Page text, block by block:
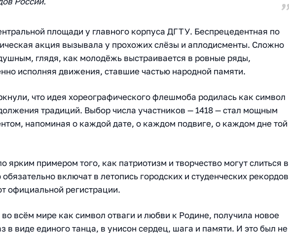
площади у главного корпуса ДГТУ. Беспрецедентная по
акция вызывала у прохожих слёзы и аплодисменты. Сложно
глядя, как молодёжь выстраивается в ровные ряды,
исполняя движения, ставшие частью народной памяти.
что идея хореографического флешмоба родилась как символ
традиций. Выбор числа участников — 1418 — стал мощным
напоминая о каждой дате, о каждом подвиге, о каждом дне той
ярким примером того, как патриотизм и творчество могут слиться в
включат в летопись городских и студенческих рекордов
официальной регистрации.
всём мире как символ отваги и любви к Родине, получила новое
в виде единого танца, в унисон сердец, шага и памяти. И это был не